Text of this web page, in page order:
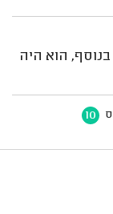
הוא היה
10